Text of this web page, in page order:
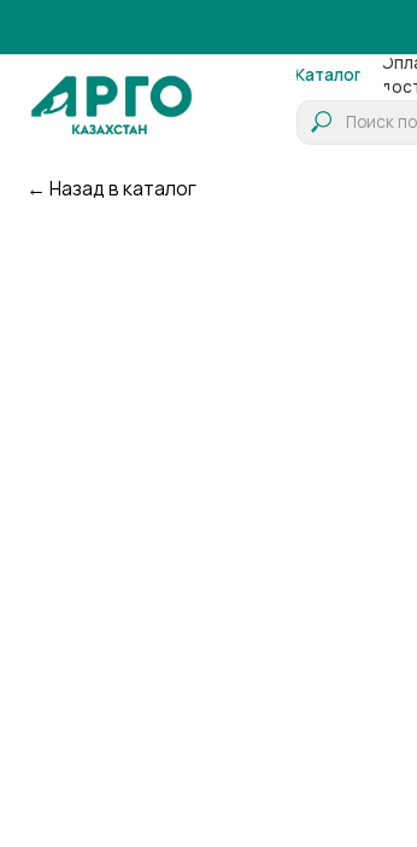
Каталог
Оплата и
доставка